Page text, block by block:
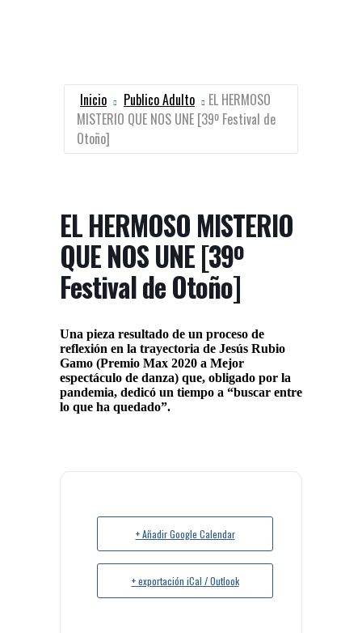
Inicio Publico Adulto
EL HERMOSO
MISTERIO QUE NOS UNE [39º Festival de
Otoño]
EL HERMOSO MISTERIO
QUE NOS UNE [39º
Festival de Otoño]
Una pieza resultado de un proceso de
reflexión en la trayectoria de Jesús Rubio
Gamo (Premio Max 2020 a Mejor
espectáculo de danza) que, obligado por la
pandemia, dedicó un tiempo a “buscar entre
lo que ha quedado”.
+ Añadir Google Calendar
+ exportación iCal / Outlook